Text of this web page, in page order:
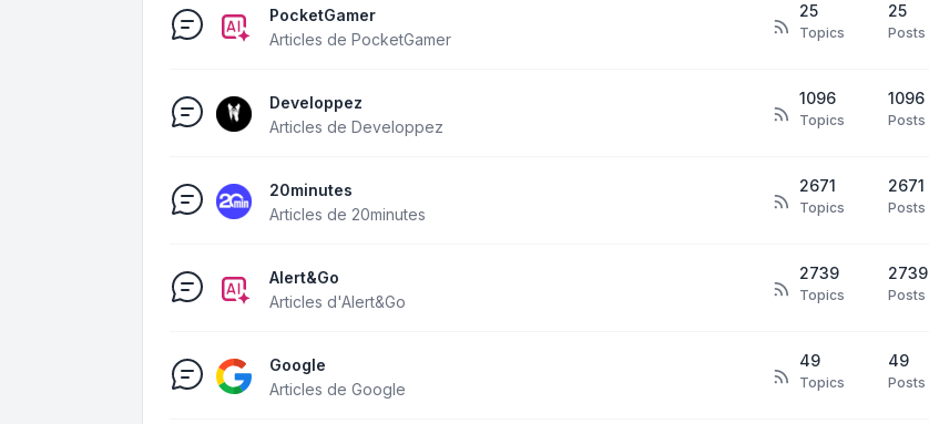
PocketGamer
Articles de PocketGamer
25
Topics
25
Posts
Developpez
Articles de Developpez
1096
Topics
1096
Posts
20minutes
Articles de 20minutes
2671
Topics
2671
Posts
Alert&Go
Articles d'Alert&Go
2739
Topics
2739
Posts
Google
Articles de Google
49
Topics
49
Posts